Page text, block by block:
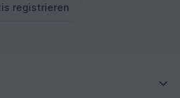
registrieren